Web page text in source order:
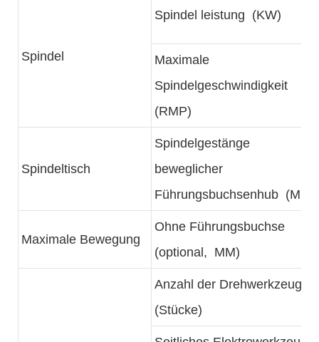
Spindel
Spindel leistung (KW)
Maximale
Spindelgeschwindigkeit
(RMP)
Spindeltisch
Spindelgestänge
beweglicher
Führungsbuchsenhub (MM)
Maximale Bewegung
Ohne Führungsbuchse
(optional, MM)
Anzahl der Drehwerkzeuge
(Stücke)